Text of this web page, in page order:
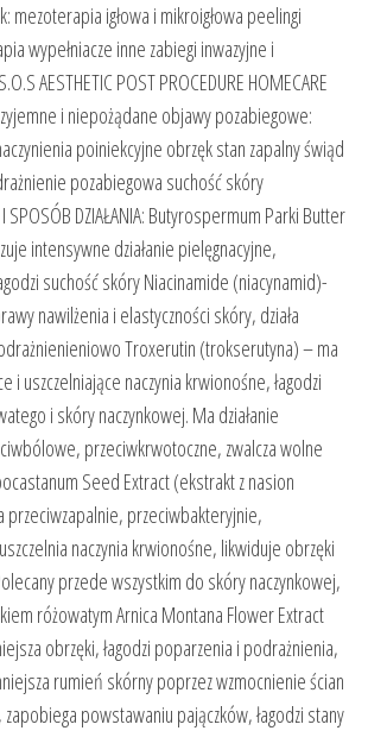
mezoterapia igłowa i mikroigłowa peelingi
wypełniacze inne zabiegi inwazyjne i
AESTHETIC POST PROCEDURE HOMECARE
i niepożądane objawy pozabiegowe:
poiniekcyjne obrzęk stan zapalny świąd
pozabiegowa suchość skóry
I SPOSÓB DZIAŁANIA: Butyrospermum Parki Butter
intensywne działanie pielęgnacyjne,
suchość skóry Niacinamide (niacynamid)-
nawilżenia i elastyczności skóry, działa
Troxerutin (trokserutyna) – ma
i uszczelniające naczynia krwionośne, łagodzi
i skóry naczynkowej. Ma działanie
przeciwkrwotoczne, zwalcza wolne
Seed Extract (ekstrakt z nasion
przeciwzapalnie, przeciwbakteryjnie,
naczynia krwionośne, likwiduje obrzęki
przede wszystkim do skóry naczynkowej,
różowatym Arnica Montana Flower Extract
obrzęki, łagodzi poparzenia i podrażnienia,
rumień skórny poprzez wzmocnienie ścian
powstawaniu pajączków, łagodzi stany